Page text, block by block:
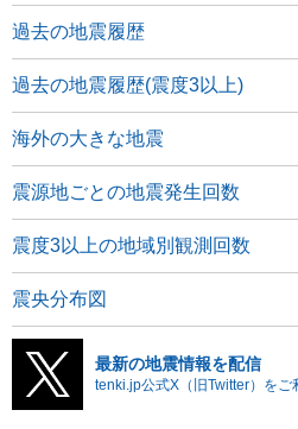
過去の地震履歴
過去の地震履歴(震度3以上)
海外の大きな地震
震源地ごとの地震発生回数
震度3以上の地域別観測回数
震央分布図
最新の地震情報を配信
tenki.jp公式X（旧Twitter）をご